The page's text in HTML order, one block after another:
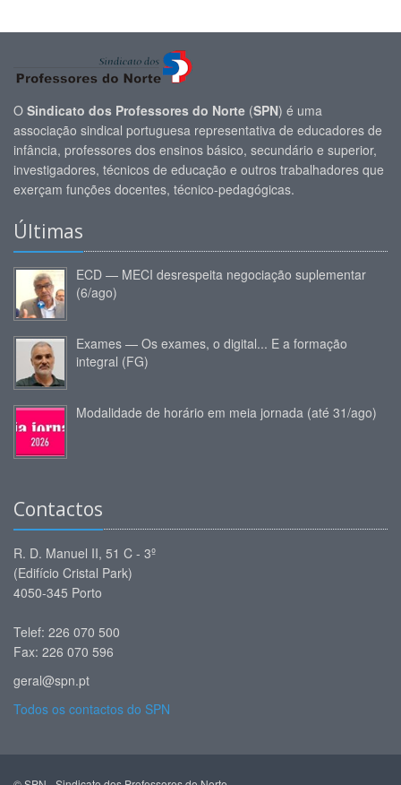
O Sindicato dos Professores do Norte (SPN) é uma
associação sindical portuguesa representativa de educadores de
infância, professores dos ensinos básico, secundário e superior,
investigadores, técnicos de educação e outros trabalhadores que
exerçam funções docentes, técnico-pedagógicas.
Últimas
ECD — MECI desrespeita negociação suplementar
(6/ago)
Exames — Os exames, o digital... E a formação
integral (FG)
Modalidade de horário em meia jornada (até 31/ago)
Contactos
R. D. Manuel II, 51 C - 3º
(Edifício Cristal Park)
4050-345 Porto
Telef: 226 070 500
Fax: 226 070 596
geral@spn.pt
Todos os contactos do SPN